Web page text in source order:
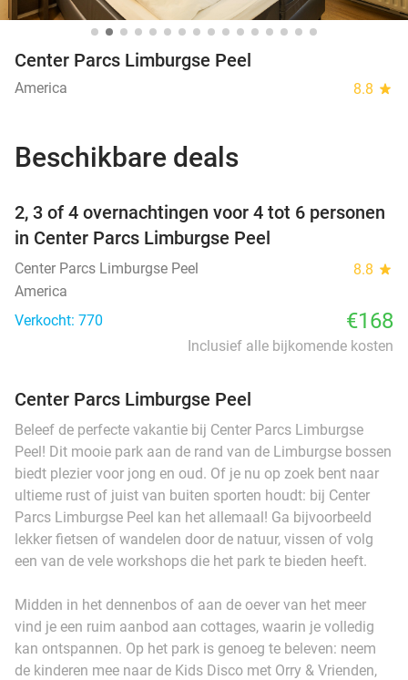
Center Parcs Limburgse Peel
America 8.8 star
Beschikbare deals
2, 3 of 4 overnachtingen voor 4 tot 6 personen
in Center Parcs Limburgse Peel
Center Parcs Limburgse Peel 8.8 star
America
Verkocht: 770
€168
Inclusief alle bijkomende kosten
Center Parcs Limburgse Peel
Beleef de perfecte vakantie bij Center Parcs Limburgse
Peel! Dit mooie park aan de rand van de Limburgse bossen
biedt plezier voor jong en oud. Of je nu op zoek bent naar
ultieme rust of juist van buiten sporten houdt: bij Center
Parcs Limburgse Peel kan het allemaal! Ga bijvoorbeeld
lekker fietsen of wandelen door de natuur, vissen of volg
een van de vele workshops die het park te bieden heeft.
Midden in het dennenbos of aan de oever van het meer
vind je een ruim aanbod aan cottages, waarin je volledig
kan ontspannen. Op het park is genoeg te beleven: neem
de kinderen mee naar de Kids Disco met Orry & Vrienden,